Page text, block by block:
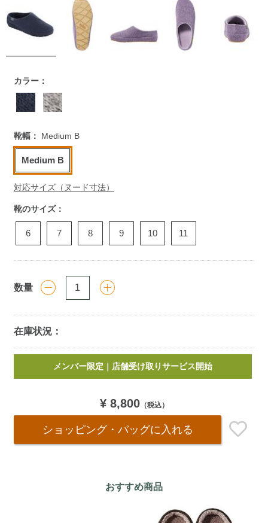
https://www.llbean.co.jp/womens/shoes/slippers/g/
カラー：
靴幅： Medium B
Medium B
対応サイズ（ヌード寸法）
靴のサイズ：
6 7 8 9 10 11
数量
在庫状況：
Add
メンバー限定｜店舗受け取りサービス開始
￥5,000 (税込) 以上お買い上げで送料無料
¥ 8,800（税込）
ショッピング・バッグに入れる
おすすめ商品